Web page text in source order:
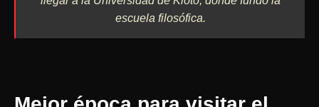
escuela filosófica.